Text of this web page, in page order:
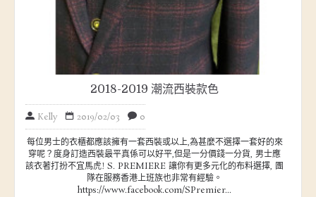
2018-2019 潮流西裝款色
Kelly 2019/02/03 0
每位男士的衣櫃都應該擁有一套西裝或以上,為甚麼不選擇一套好的來
穿呢？度身訂造西裝最平真係可以好平,但是一分價錢一分貨, 男士應
該衣著打扮不宜馬虎! S. PREMIERE 讓你有更多元化的布料選擇, 團
隊在服務香港上班族也非常有經驗。
https://www.facebook.com/SPremier...